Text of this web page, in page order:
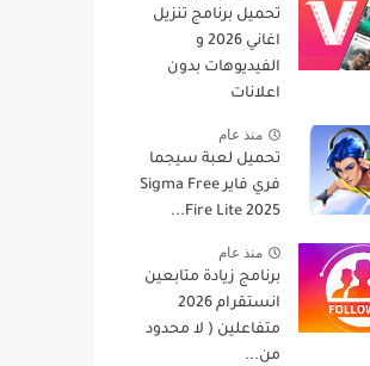
تحميل برنامج تنزيل
اغاني 2026 و
الفيديوهات بدون
اعلانات
منذ عام
تحميل لعبة سيجما
فري فاير Sigma Free
Fire Lite 2025...
منذ عام
برنامج زيادة متابعين
انستقرام 2026
متفاعلين ( لا محدود
من...